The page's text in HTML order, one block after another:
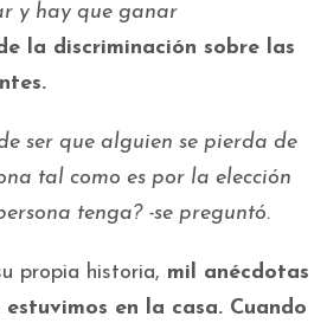
y hay que ganar
la discriminación sobre las
ser que alguien se pierda de
tal como es por la elección
tenga? -se preguntó.
propia historia, mil anécdotas
en la casa. Cuando